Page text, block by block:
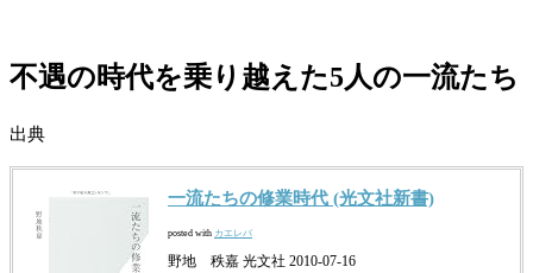
不遇の時代を乗り越えた5人の一流たち
出典
一流たちの修業時代 (光文社新書)
posted with カエレバ
野地 秩嘉 光文社 2010-07-16